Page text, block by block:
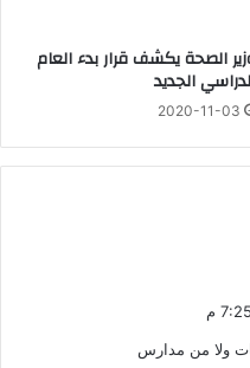
الصحة يكشف قرار بدء العام
الجديد
2020-11-03
ولا من مدارس